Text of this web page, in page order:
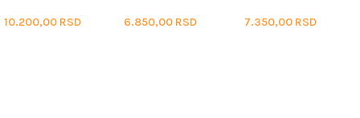
ADVENTURE (14-15)
10.200,00 RSD
20)
6.850,00 RSD 7.350,00 RSD